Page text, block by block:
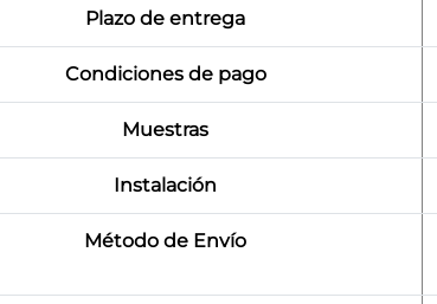
Plazo de entrega
Condiciones de pago
Muestras
Instalación
Método de Envío